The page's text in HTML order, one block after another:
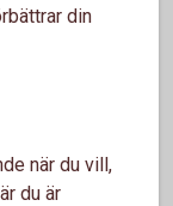
på
din
när du vill,
du är